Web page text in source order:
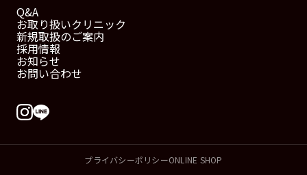
Q&A
お取り扱いクリニック
新規取扱のご案内
採用情報
お知らせ
お問い合わせ
プライバシーポリシーONLINE SHOP